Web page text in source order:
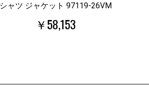
シャツ ジャケット 97119-26VM
￥58,153